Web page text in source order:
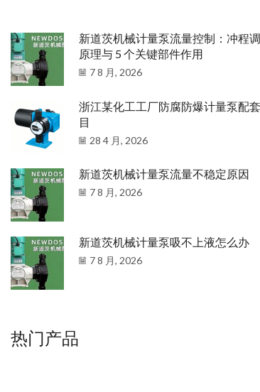
新道茨机械计量泵流量控制：冲程
原理与 5 个关键部件作用
7 8 月, 2026
浙江某化工工厂防腐防爆计量泵配
目
28 4 月, 2026
新道茨机械计量泵流量不稳定原因
7 8 月, 2026
新道茨机械计量泵吸不上液怎么办
7 8 月, 2026
热门产品